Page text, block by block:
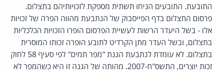
התובעת. התובעים הניחו תשתית מספקת לזכויותיהם בתצלום.
פרסום התצלום בדף הפייסבוק של הנתבעת מהווה הפרה של זכויות
אלו - בשל היעדר הרשות לעשיית הפרסום הופרו הזכויות הכלכליות
בתצלום, ובשל העדר מתן הקרדיט לתובע הופרה זכותו המוסרית
בתצלום. לא עומדת לנתבעת הגנת "מפר תמים" לפי סעיף 58 לחוק
זכות יוצרים, התשס"ח-2007. מהותה של הגנה זו היא כשהמפר לא